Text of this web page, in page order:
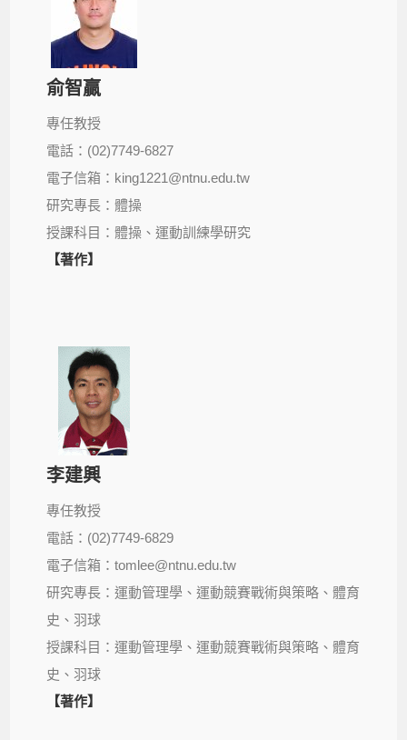
俞智贏
專任教授
電話：(02)7749-6827
電子信箱：king1221@ntnu.edu.tw
研究專長：體操
授課科目：體操、運動訓練學研究
【著作】
李建興
專任教授
電話：(02)7749-6829
電子信箱：tomlee@ntnu.edu.tw
研究專長：運動管理學、運動競賽戰術與策略、體育
史、羽球
授課科目：運動管理學、運動競賽戰術與策略、體育
史、羽球
【著作】